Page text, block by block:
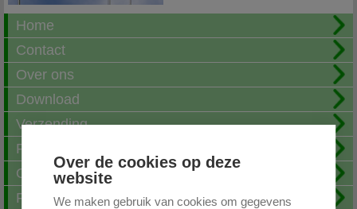
Over de cookies op deze
website
We maken gebruik van cookies om gegevens
Home
Contact
Over ons
Download
Verzending
Fotoalbum
Openingstijden
FAQ